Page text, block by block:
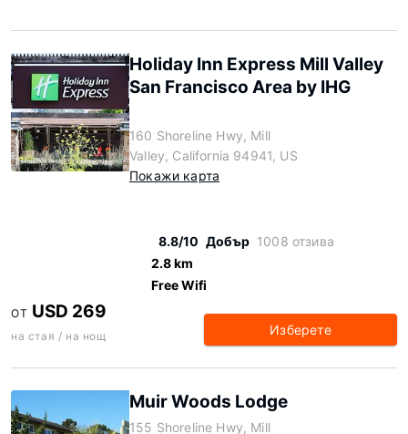
Holiday Inn Express Mill Valley
San Francisco Area by IHG
160 Shoreline Hwy, Mill
Valley, California 94941, US
Покажи карта
8.8/10 Добър 1008 отзива
2.8 km
Free Wifi
ОТ USD 269
на стая / на нощ Изберете
Muir Woods Lodge
155 Shoreline Hwy, Mill